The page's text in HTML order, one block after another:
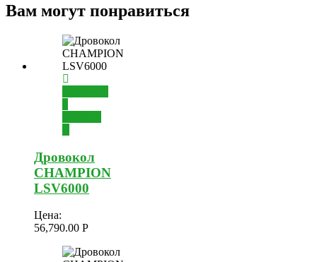
Вам могут понравиться
Дровокол
CHAMPION
LSV6000
Цена:
56,790.00 Р